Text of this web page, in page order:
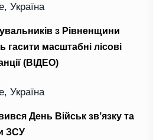
, Україна
з Рівненщини
гасити масштабні лісові
(ВІДЕО)
, Україна
День Військ зв’язку та
ЗСУ